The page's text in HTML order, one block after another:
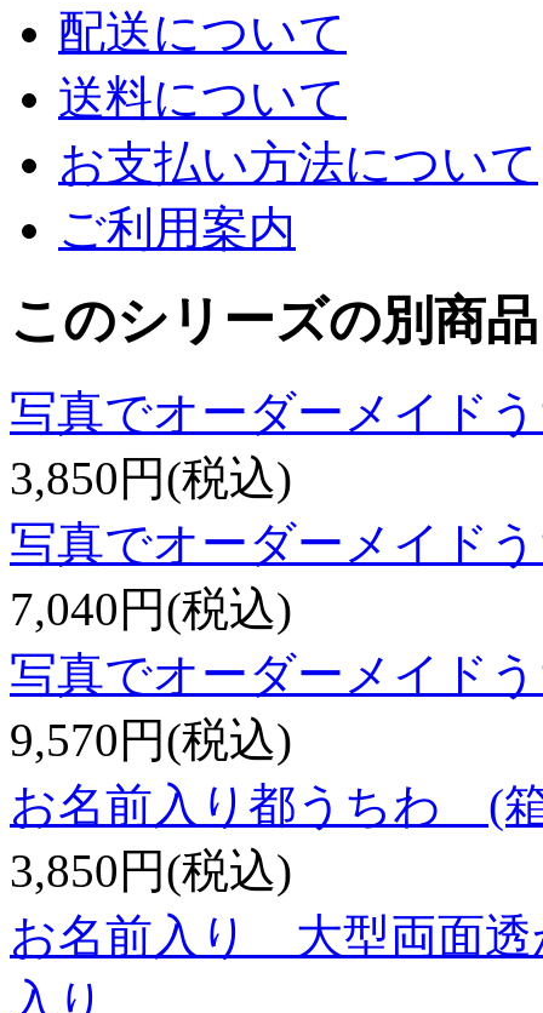
配送について
送料について
お支払い方法について
ご利用案内
このシリーズの別商品
写真でオーダーメイド
3,850円(税込)
写真でオーダーメイド
7,040円(税込)
写真でオーダーメイド
9,570円(税込)
お名前入り都うちわ (
3,850円(税込)
お名前入り 大型両面
入り